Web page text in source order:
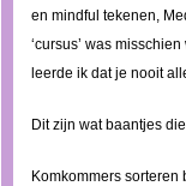
en mindful tekenen,
‘cursus’ was
leerde ik dat je nooit
Dit zijn wat baantjes
Komkommers